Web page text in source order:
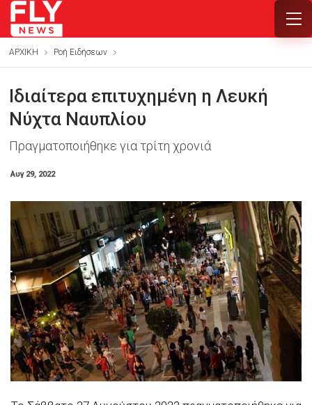
ΑΡΧΙΚΗ Ροή Ειδήσεων
Ιδιαίτερα επιτυχημένη η Λευκή
Νύχτα Ναυπλίου
Πραγματοποιήθηκε για τρίτη χρονιά
Αυγ 29, 2022